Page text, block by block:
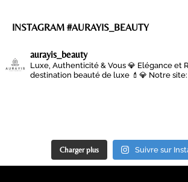
INSTAGRAM #AURAYIS_BEAUTY
aurayis_beauty
Luxe, Authenticité & Vous 💎 Elégance et
destination beauté de luxe 💄💎 Notre site:
Charger plus Suivre sur